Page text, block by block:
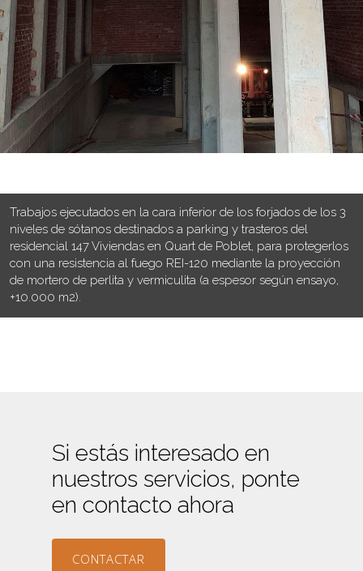
Trabajos ejecutados en la cara inferior de los forjados de los 3
niveles de sótanos destinados a parking y trasteros del
residencial 147 Viviendas en Quart de Poblet, para protegerlos
con una resistencia al fuego REI-120 mediante la proyección
de mortero de perlita y vermiculita (a espesor según ensayo,
+10.000 m2).
Si estás interesado en
nuestros servicios, ponte
en contacto ahora
CONTACTAR